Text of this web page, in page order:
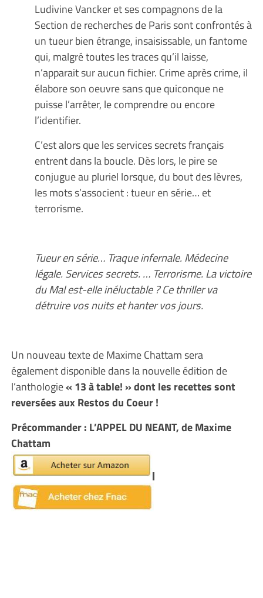
Ludivine Vancker et ses compagnons de la
Section de recherches de Paris sont confrontés à
un tueur bien étrange, insaisissable, un fantome
qui, malgré toutes les traces qu’il laisse,
n’apparait sur aucun fichier. Crime après crime, il
élabore son oeuvre sans que quiconque ne
puisse l’arrêter, le comprendre ou encore
l’identifier.
C’est alors que les services secrets français
entrent dans la boucle. Dès lors, le pire se
conjugue au pluriel lorsque, du bout des lèvres,
les mots s’associent : tueur en série… et
terrorisme.
Tueur en série… Traque infernale. Médecine
légale. Services secrets. … Terrorisme. La victoire
du Mal est-elle inéluctable ? Ce thriller va
détruire vos nuits et hanter vos jours.
Un nouveau texte de Maxime Chattam sera
également disponible dans la nouvelle édition de
l’anthologie« 13 à table! » dont les recettes sont
reversées aux Restos du Coeur !
Précommander : L’APPEL DU NEANT, de Maxime
Chattam